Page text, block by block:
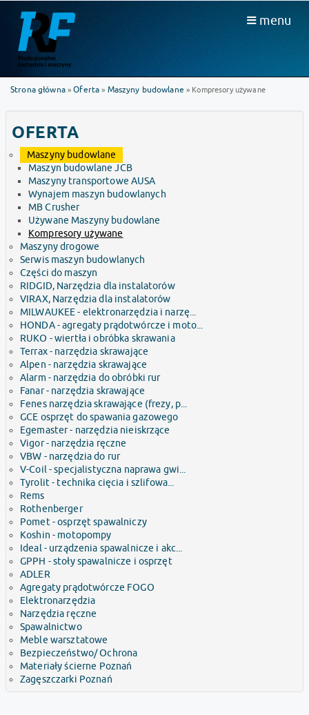
menu
Strona główna»Oferta » Maszyny budowlane » Kompresory używane
OFERTA
Maszyny budowlane
Maszyn budowlane JCB
Maszyny transportowe AUSA
Wynajem maszyn budowlanych
MB Crusher
Używane Maszyny budowlane
Kompresory używane
Maszyny drogowe
Serwis maszyn budowlanych
Części do maszyn
RIDGID, Narzędzia dla instalatorów
VIRAX, Narzędzia dla instalatorów
MILWAUKEE - elektronarzędzia i narzę...
HONDA - agregaty prądotwórcze i moto...
RUKO - wiertła i obróbka skrawania
Terrax - narzędzia skrawające
Alpen - narzędzia skrawające
Alarm - narzędzia do obróbki rur
Fanar - narzędzia skrawające
Fenes narzędzia skrawające (frezy, p...
GCE osprzęt do spawania gazowego
Egemaster - narzędzia nieiskrzące
Vigor - narzędzia ręczne
VBW - narzędzia do rur
V-Coil - specjalistyczna naprawa gwi...
Tyrolit - technika cięcia i szlifowa...
Rems
Rothenberger
Pomet - osprzęt spawalniczy
Koshin - motopompy
Ideal - urządzenia spawalnicze i akc...
GPPH - stoły spawalnicze i osprzęt
ADLER
Agregaty prądotwórcze FOGO
Elektronarzędzia
Narzędzia ręczne
Spawalnictwo
Meble warsztatowe
Bezpieczeństwo/ Ochrona
Materiały ścierne Poznań
Zagęszczarki Poznań